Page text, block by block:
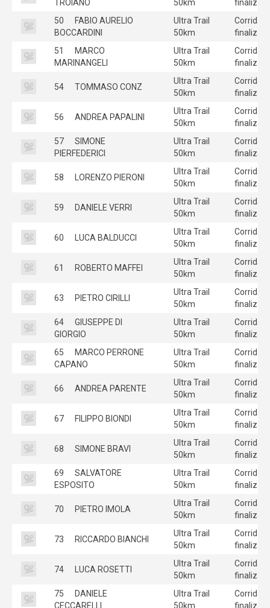
TROIANO 50km
50
FABIO AURELIO
BOCCARDINI
Ultra Trail
50km
Corrida
51
MARCO
MARINANGELI
Ultra Trail
50km
Corrida
54 TOMMASO CONZ
Ultra Trail
50km
Corrida
56 ANDREA PAPALINI
Ultra Trail
50km
Corrida
57
SIMONE
PIERFEDERICI
Ultra Trail
50km
Corrida
58 LORENZO PIERONI
Ultra Trail
50km
Corrida
59 DANIELE VERRI
Ultra Trail
50km
Corrida
60 LUCA BALDUCCI
Ultra Trail
50km
Corrida
61 ROBERTO MAFFEI
Ultra Trail
50km
Corrida
63 PIETRO CIRILLI
Ultra Trail
50km
Corrida
64
GIUSEPPE DI
GIORGIO
Ultra Trail
50km
Corrida
65
MARCO PERRONE
CAPANO
Ultra Trail
50km
Corrida
66 ANDREA PARENTE
Ultra Trail
50km
Corrida
67 FILIPPO BIONDI
Ultra Trail
50km
Corrida
68 SIMONE BRAVI
Ultra Trail
50km
Corrida
69
SALVATORE
ESPOSITO
Ultra Trail
50km
Corrida
70 PIETRO IMOLA
Ultra Trail
50km
Corrida
73 RICCARDO BIANCHI
Ultra Trail
50km
Corrida
74 LUCA ROSETTI
Ultra Trail
50km
Corrida
75
DANIELE
CECCARELLI
Ultra Trail
50km
Corrida